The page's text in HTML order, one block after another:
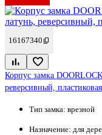
16167340
Корпус замка
реверсивный,
Тип замка: врезной
Назначение: для